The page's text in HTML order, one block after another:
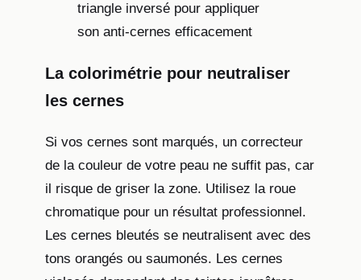
triangle inversé pour appliquer
son anti-cernes efficacement
La colorimétrie pour neutraliser
les cernes
Si vos cernes sont marqués, un correcteur
de la couleur de votre peau ne suffit pas, car
il risque de griser la zone. Utilisez la roue
chromatique pour un résultat professionnel.
Les cernes bleutés se neutralisent avec des
tons orangés ou saumonés. Les cernes